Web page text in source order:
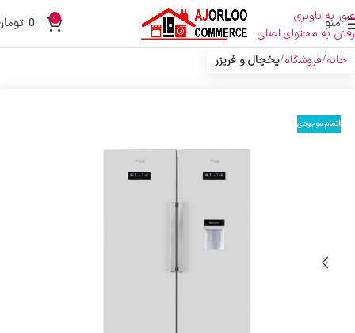
عبور به ناوبری
رفتن به محتوای اصلی
منو 0
0
خانه فروشگاه یخچال و فریزر
اتمام موجودی